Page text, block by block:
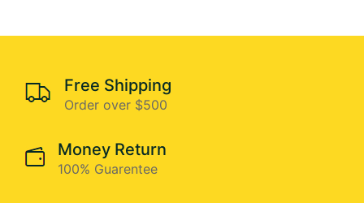
Free Shipping
Order over $500
Money Return
100% Guarentee